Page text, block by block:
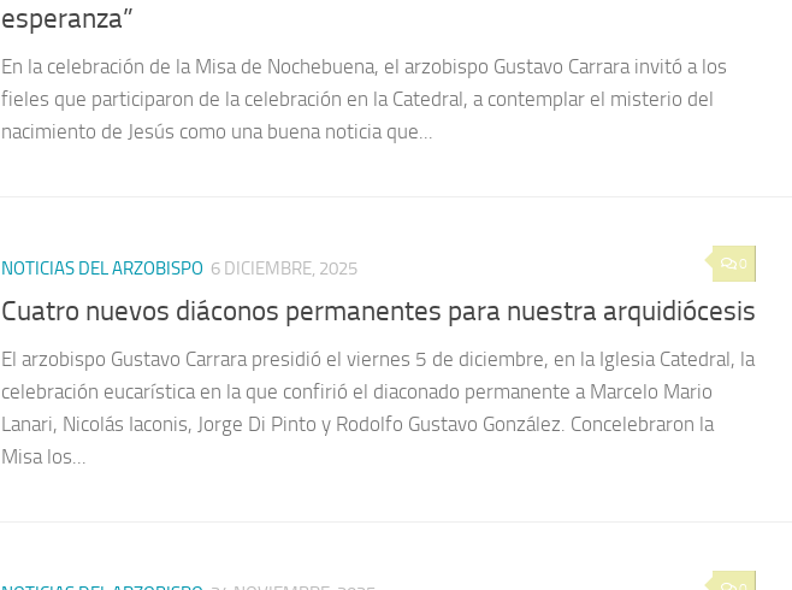
esperanza”
En la celebración de la Misa de Nochebuena, el arzobispo Gustavo Carrara invitó a los
fieles que participaron de la celebración en la Catedral, a contemplar el misterio del
nacimiento de Jesús como una buena noticia que...
0
NOTICIAS DEL ARZOBISPO 6 DICIEMBRE, 2025
Cuatro nuevos diáconos permanentes para nuestra arquidiócesis
El arzobispo Gustavo Carrara presidió el viernes 5 de diciembre, en la Iglesia Catedral, la
celebración eucarística en la que confirió el diaconado permanente a Marcelo Mario
Lanari, Nicolás Iaconis, Jorge Di Pinto y Rodolfo Gustavo González. Concelebraron la
Misa los...